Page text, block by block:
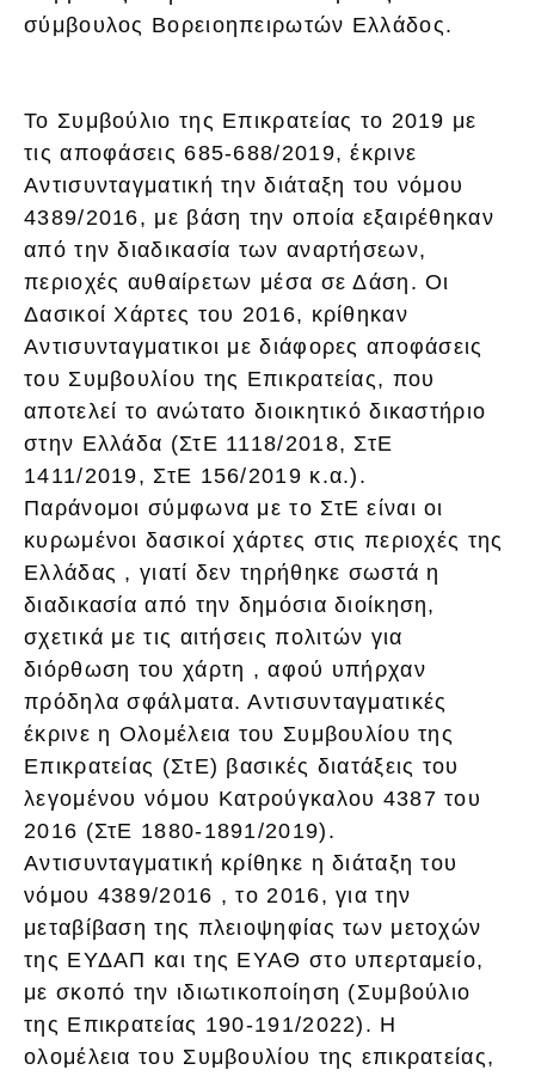
σύμβουλος Βορειοηπειρωτών Ελλάδος.
Το Συμβούλιο της Επικρατείας το 2019 με
τις αποφάσεις 685-688/2019, έκρινε
Αντισυνταγματική την διάταξη του νόμου
4389/2016, με βάση την οποία εξαιρέθηκαν
από την διαδικασία των αναρτήσεων,
περιοχές αυθαίρετων μέσα σε Δάση. Οι
Δασικοί Χάρτες του 2016, κρίθηκαν
Αντισυνταγματικοι με διάφορες αποφάσεις
του Συμβουλίου της Επικρατείας, που
αποτελεί το ανώτατο διοικητικό δικαστήριο
στην Ελλάδα (ΣτΕ 1118/2018, ΣτΕ
1411/2019, ΣτΕ 156/2019 κ.α.).
Παράνομοι σύμφωνα με το ΣτΕ είναι οι
κυρωμένοι δασικοί χάρτες στις περιοχές της
Ελλάδας , γιατί δεν τηρήθηκε σωστά η
διαδικασία από την δημόσια διοίκηση,
σχετικά με τις αιτήσεις πολιτών για
διόρθωση του χάρτη , αφού υπήρχαν
πρόδηλα σφάλματα. Αντισυνταγματικές
έκρινε η Ολομέλεια του Συμβουλίου της
Επικρατείας (ΣτΕ) βασικές διατάξεις του
λεγομένου νόμου Κατρούγκαλου 4387 του
2016 (ΣτΕ 1880-1891/2019).
Αντισυνταγματική κρίθηκε η διάταξη του
νόμου 4389/2016 , το 2016, για την
μεταβίβαση της πλειοψηφίας των μετοχών
της ΕΥΔΑΠ και της ΕΥΑΘ στο υπερταμείο,
με σκοπό την ιδιωτικοποίηση (Συμβούλιο
της Επικρατείας 190-191/2022). Η
ολομέλεια του Συμβουλίου της επικρατείας,